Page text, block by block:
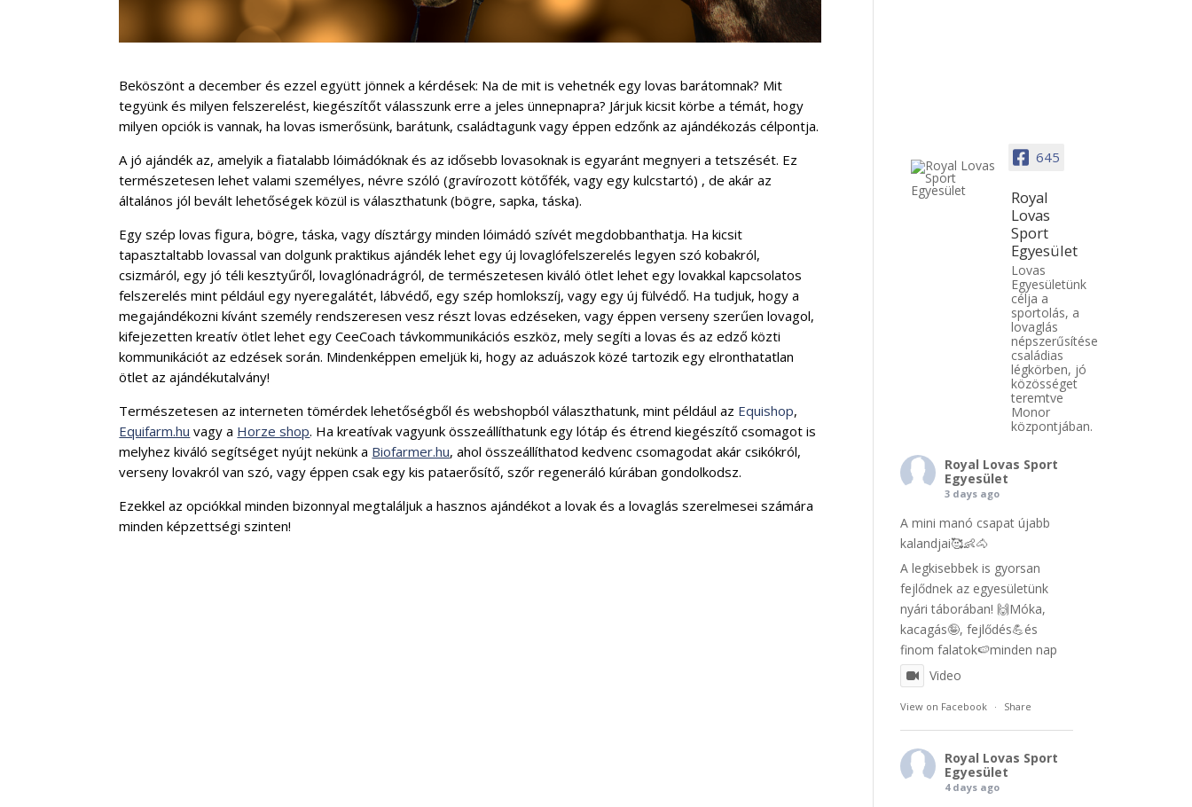
Beköszönt a december és ezzel együtt jönnek a kérdések: Na de mit is vehetnék egy lovas barátomnak? Mit
tegyünk és milyen felszerelést, kiegészítőt válasszunk erre a jeles ünnepnapra? Járjuk kicsit körbe a témát, hogy
milyen opciók is vannak, ha lovas ismerősünk, barátunk, családtagunk vagy éppen edzőnk az ajándékozás célpontja.
A jó ajándék az, amelyik a fiatalabb lóimádóknak és az idősebb lovasoknak is egyaránt megnyeri a tetszését. Ez
természetesen lehet valami személyes, névre szóló (gravírozott kötőfék, vagy egy kulcstartó) , de akár az
általános jól bevált lehetőségek közül is választhatunk (bögre, sapka, táska).
Egy szép lovas figura, bögre, táska, vagy dísztárgy minden lóimádó szívét megdobbanthatja. Ha kicsit
tapasztaltabb lovassal van dolgunk praktikus ajándék lehet egy új lovaglófelszerelés legyen szó kobakról,
csizmáról, egy jó téli kesztyűről, lovaglónadrágról, de természetesen kiváló ötlet lehet egy lovakkal kapcsolatos
felszerelés mint például egy nyeregalátét, lábvédő, egy szép homlokszíj, vagy egy új fülvédő. Ha tudjuk, hogy a
megajándékozni kívánt személy rendszeresen vesz részt lovas edzéseken, vagy éppen verseny szerűen lovagol,
kifejezetten kreatív ötlet lehet egy CeeCoach távkommunikációs eszköz, mely segíti a lovas és az edző közti
kommunikációt az edzések során. Mindenképpen emeljük ki, hogy az aduászok közé tartozik egy elronthatatlan
ötlet az ajándékutalvány!
Természetesen az interneten tömérdek lehetőségből és webshopból választhatunk, mint például az Equishop,
Equifarm.hu vagy a Horze shop. Ha kreatívak vagyunk összeállíthatunk egy lótáp és étrend kiegészítő csomagot is
melyhez kiváló segítséget nyújt nekünk a Biofarmer.hu, ahol összeállíthatod kedvenc csomagodat akár csikókról,
verseny lovakról van szó, vagy éppen csak egy kis pataerősítő, szőr regeneráló kúrában gondolkodsz.
Ezekkel az opciókkal minden bizonnyal megtaláljuk a hasznos ajándékot a lovak és a lovaglás szerelmesei számára
minden képzettségi szinten!
645
Royal
Lovas
Sport
Egyesület
Lovas
Egyesületünk
célja a
sportolás, a
lovaglás
népszerűsítése
családias
légkörben, jó
közösséget
teremtve
Monor
központjában.
Royal Lovas Sport
Egyesület
3 days ago
A mini manó csapat újabb
kalandjai🥰👶🐴
A legkisebbek is gyorsan
fejlődnek az egyesületünk
nyári táborában! 🙌Móka,
kacagás🤪, fejlődés💪és
finom falatok🍉minden nap
Video
View on Facebook · Share
Royal Lovas Sport
Egyesület
4 days ago